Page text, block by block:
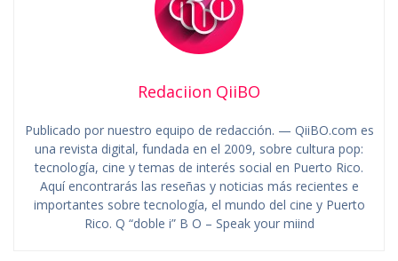
Redaciion QiiBO
Publicado por nuestro equipo de redacción. — QiiBO.com es
una revista digital, fundada en el 2009, sobre cultura pop:
tecnología, cine y temas de interés social en Puerto Rico.
Aquí encontrarás las reseñas y noticias más recientes e
importantes sobre tecnología, el mundo del cine y Puerto
Rico. Q “doble i” B O – Speak your miind